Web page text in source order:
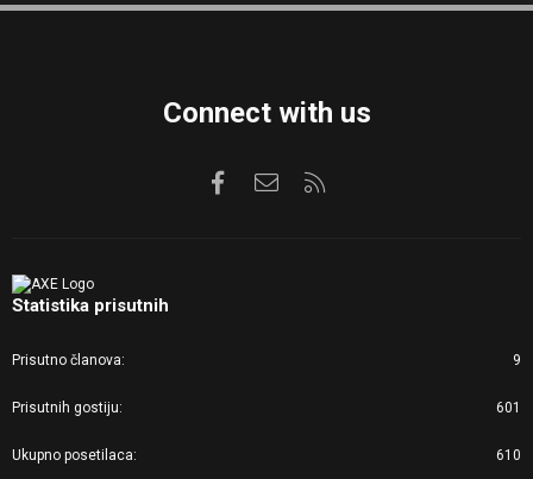
S
Connect with us
FacebookKontaktirajte nas
Statistika prisutnih
Prisutno članova 9
Prisutnih gostiju 601
Ukupno posetilaca 610